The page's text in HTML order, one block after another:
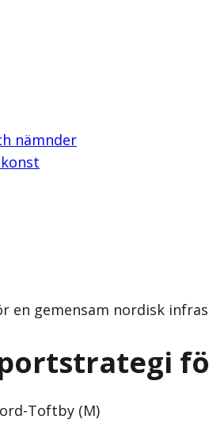
nämnder
gemensam nordisk
Toftby (M)